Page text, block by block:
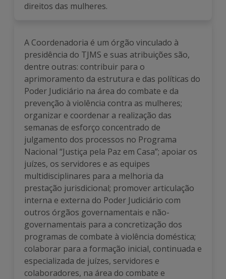
direitos das mulheres.
A Coordenadoria é um órgão vinculado à
presidência do TJMS e suas atribuições são,
dentre outras: contribuir para o
aprimoramento da estrutura e das políticas do
Poder Judiciário na área do combate e da
prevenção à violência contra as mulheres;
organizar e coordenar a realização das
semanas de esforço concentrado de
julgamento dos processos no Programa
Nacional “Justiça pela Paz em Casa”; apoiar os
juízes, os servidores e as equipes
multidisciplinares para a melhoria da
prestação jurisdicional; promover articulação
interna e externa do Poder Judiciário com
outros órgãos governamentais e não-
governamentais para a concretização dos
programas de combate à violência doméstica;
colaborar para a formação inicial, continuada e
especializada de juízes, servidores e
colaboradores, na área do combate e